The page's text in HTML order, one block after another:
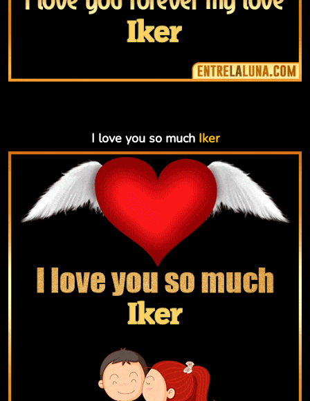
I love you so much Iker